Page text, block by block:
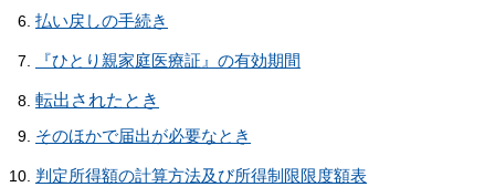
払い戻しの手続き
『ひとり親家庭医療証』の有効期間
転出されたとき
そのほかで届出が必要なとき
判定所得額の計算方法及び所得制限限度額表